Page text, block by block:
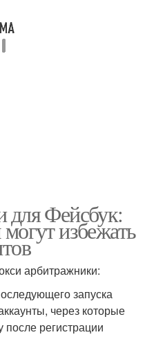
для Фейсбук:
избежать
арбитражники:
запуска
через которые
после регистрации